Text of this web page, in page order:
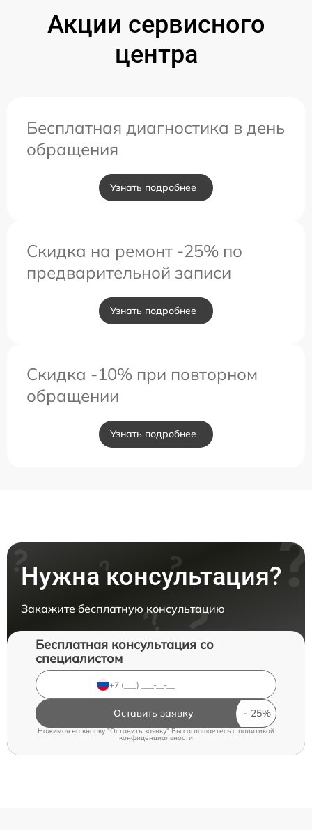
Акции сервисного
центра
Бесплатная диагностика в день
обращения
Узнать подробнее
Скидка на ремонт -25% по
предварительной записи
Узнать подробнее
Скидка -10% при повторном
обращении
Узнать подробнее
Нужна консультация?
Закажите бесплатную консультацию
Бесплатная консультация со
специалистом
Оставить заявку
Нажимая на кнопку "Оставить заявку" Вы соглашаетесь cполитикой
конфиденциальности